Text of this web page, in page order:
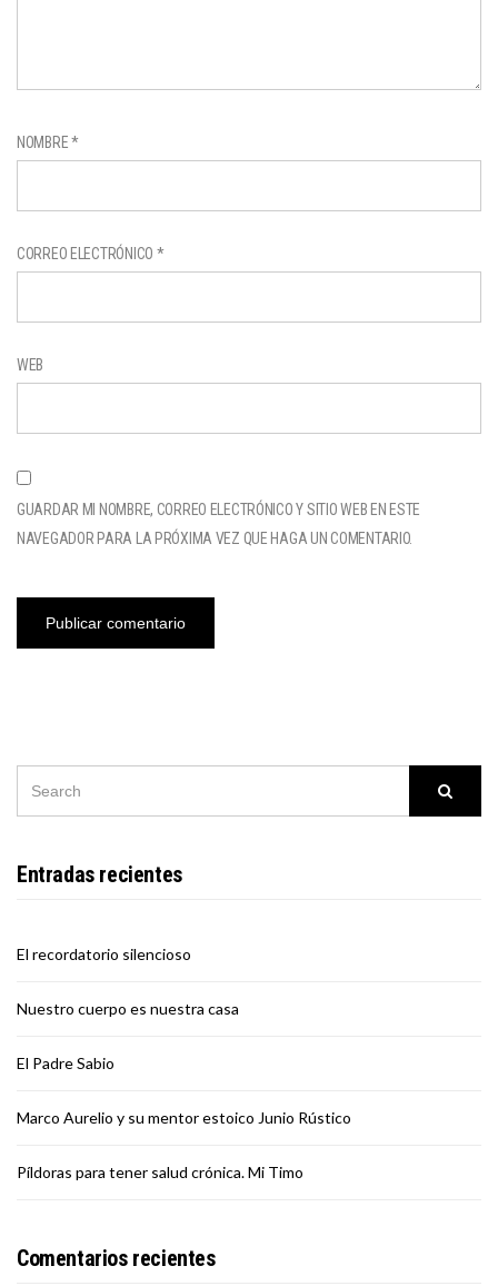
NOMBRE*
CORREO ELECTRÓNICO *
WEB
GUARDAR MI NOMBRE, CORREO ELECTRÓNICO Y SITIO WEB EN ESTE
NAVEGADOR PARA LA PRÓXIMA VEZ QUE HAGA UN COMENTARIO.
Entradas recientes
El recordatorio silencioso
Nuestro cuerpo es nuestra casa
El Padre Sabio
Marco Aurelio y su mentor estoico Junio Rústico
Píldoras para tener salud crónica. Mi Timo
Comentarios recientes